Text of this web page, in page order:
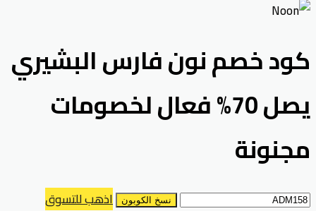
كود خصم نون فارس البشيري
يصل 70% فعال لخصومات
مجنونة
نسخ الكوبون
اذهب للتسوق